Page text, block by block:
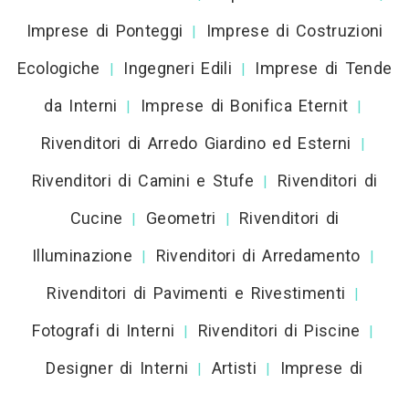
Imprese di Ponteggi |
Imprese di Costruzioni
Ecologiche
| Ingegneri Edili |
Imprese di Tende
da Interni
| Imprese di Bonifica Eternit |
Rivenditori di Arredo Giardino ed Esterni |
Rivenditori di Camini e Stufe |
Rivenditori di
Cucine
| Geometri |
Rivenditori di
Illuminazione
| Rivenditori di Arredamento |
Rivenditori di Pavimenti e Rivestimenti |
Fotografi di Interni | Rivenditori di Piscine |
Designer di Interni | Artisti |
Imprese di